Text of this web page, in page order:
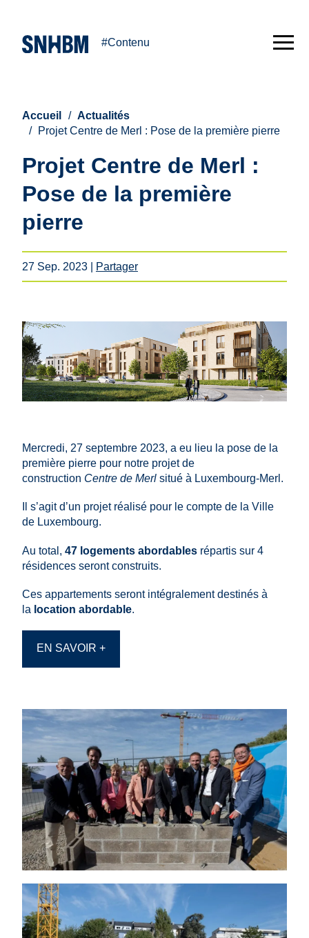
#Contenu
Accueil
Actualités
Projet Centre de Merl : Pose de la première pierre
Projet Centre de Merl :
Pose de la première
pierre
27 Sep. 2023| Partager
Mercredi, 27 septembre 2023, a eu lieu la pose de la
première pierre pour notre projet de
construction Centre de Merlsitué à Luxembourg-Merl.
Il s’agit d’un projet réalisé pour le compte de la Ville
de Luxembourg.
Au total, 47 logements abordablesrépartis sur 4
résidences seront construits.
Ces appartements seront intégralement destinés à
la location abordable.
EN SAVOIR +